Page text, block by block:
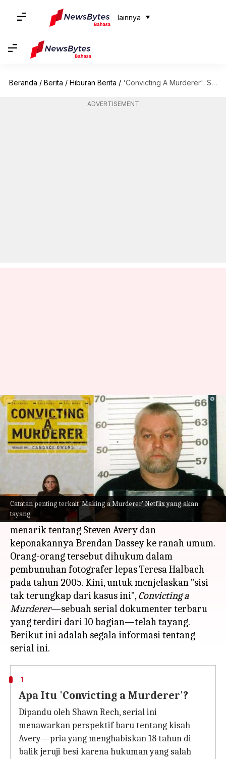
lainnya
Beranda / Berita / Hiburan Berita / 'Convicting A Murderer': Serial Dokumenter Terbaru Netflix
ADVERTISEMENT
Catatan penting terkait 'Making a Murderer' Netflix yang akan
tayang
'Convicting A Murderer': Serial
Dokumenter Terbaru Netflix
menulis Handoko Sep 06, 2023 01:49 pm
Apa ceritanya
Pada tahun 2015, film dokumenter Netflix
Making a Murderermenarik perhatian
penonton di seluruh dunia—mengangkat kasus
menarik tentang Steven Avery dan
keponakannya Brendan Dassey ke ranah umum.
Orang-orang tersebut dihukum dalam
pembunuhan fotografer lepas Teresa Halbach
pada tahun 2005. Kini, untuk menjelaskan "sisi
tak terungkap dari kasus ini",Convicting a
Murderer—sebuah serial dokumenter terbaru
yang terdiri dari 10 bagian—telah tayang.
Berikut ini adalah segala informasi tentang
1
Apa Itu 'Convicting a Murderer'?
Dipandu oleh Shawn Rech, serial ini
menawarkan perspektif baru tentang kisah
Avery—pria yang menghabiskan 18 tahun di
balik jeruji besi karena hukuman yang salah